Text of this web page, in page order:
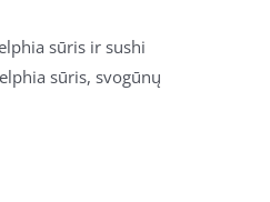
sūris ir sushi
sūris, svogūnų